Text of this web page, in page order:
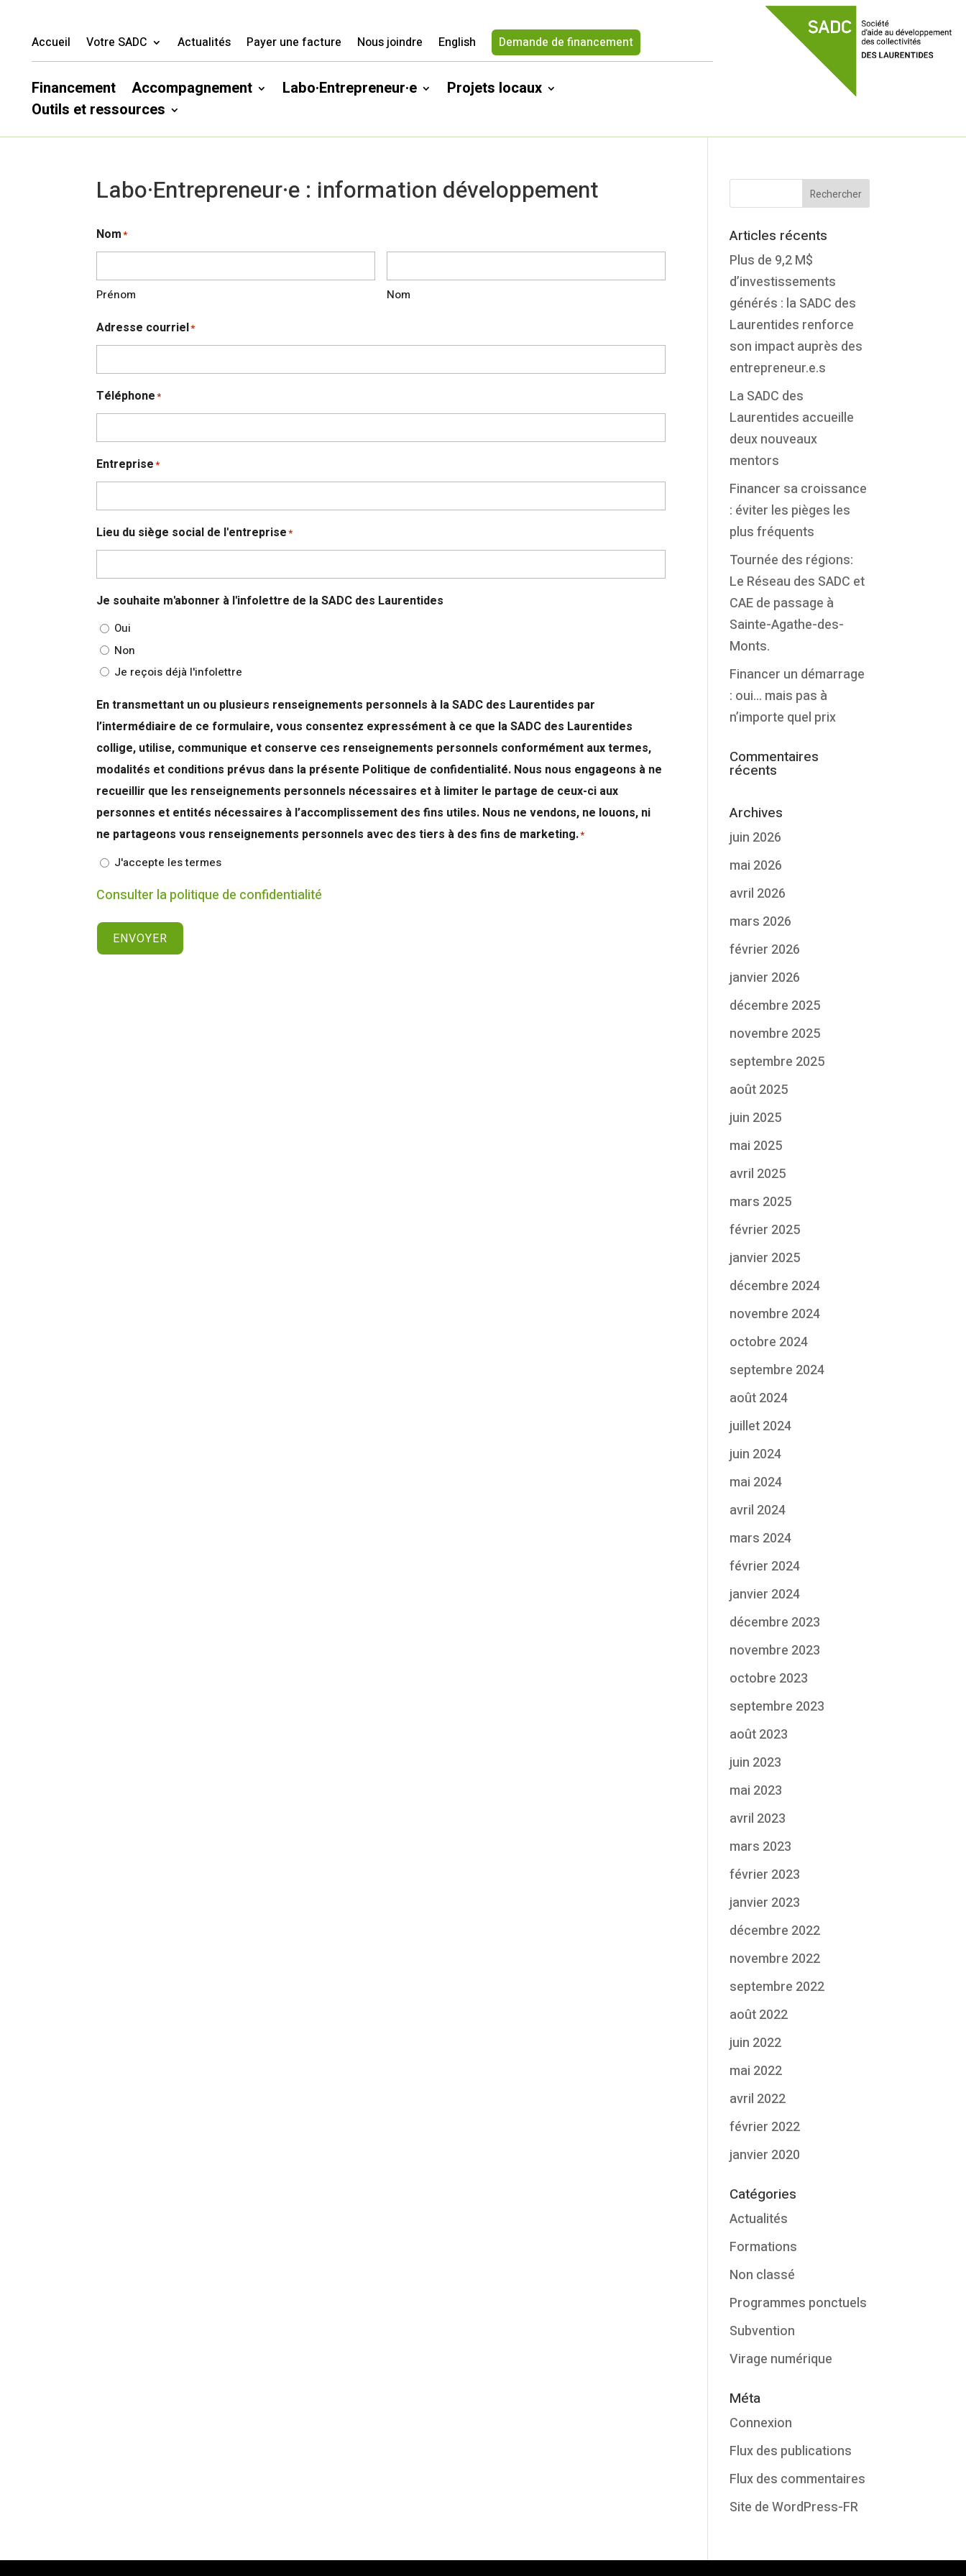
Accueil Votre SADC Actualités Payer une facture Nous joindre English Demande de financement
Financement Accompagnement Labo·Entrepreneur·e
Projets locaux
Outils et ressources
Labo·Entrepreneur·e : information développement
Nom*
Prénom Nom
Adresse courriel*
Téléphone*
Entreprise*
Lieu du siège social de l'entreprise*
Je souhaite m'abonner à l'infolettre de la SADC des Laurentides
Oui
Non
Je reçois déjà l'infolettre
En transmettant un ou plusieurs renseignements personnels à la SADC des Laurentides par
l’intermédiaire de ce formulaire, vous consentez expressément à ce que la SADC des Laurentides
collige, utilise, communique et conserve ces renseignements personnels conformément aux termes,
modalités et conditions prévus dans la présente Politique de confidentialité. Nous nous engageons à ne
recueillir que les renseignements personnels nécessaires et à limiter le partage de ceux-ci aux
personnes et entités nécessaires à l’accomplissement des fins utiles. Nous ne vendons, ne louons, ni
ne partageons vous renseignements personnels avec des tiers à des fins de marketing.*
J'accepte les termes
Consulter la politique de confidentialité
Articles récents
Plus de 9,2 M$
d’investissements
générés : la SADC des
Laurentides renforce
son impact auprès des
entrepreneur.e.s
La SADC des
Laurentides accueille
deux nouveaux
mentors
Financer sa croissance
: éviter les pièges les
plus fréquents
Tournée des régions:
Le Réseau des SADC et
CAE de passage à
Sainte-Agathe-des-
Monts.
Financer un démarrage
: oui… mais pas à
n’importe quel prix
Commentaires
récents
Archives
juin 2026
mai 2026
avril 2026
mars 2026
février 2026
janvier 2026
décembre 2025
novembre 2025
septembre 2025
août 2025
juin 2025
mai 2025
avril 2025
mars 2025
février 2025
janvier 2025
décembre 2024
novembre 2024
octobre 2024
septembre 2024
août 2024
juillet 2024
juin 2024
mai 2024
avril 2024
mars 2024
février 2024
janvier 2024
décembre 2023
novembre 2023
octobre 2023
septembre 2023
août 2023
juin 2023
mai 2023
avril 2023
mars 2023
février 2023
janvier 2023
décembre 2022
novembre 2022
septembre 2022
août 2022
juin 2022
mai 2022
avril 2022
février 2022
janvier 2020
Catégories
Actualités
Formations
Non classé
Programmes ponctuels
Subvention
Virage numérique
Méta
Connexion
Flux des publications
Flux des commentaires
Site de WordPress-FR